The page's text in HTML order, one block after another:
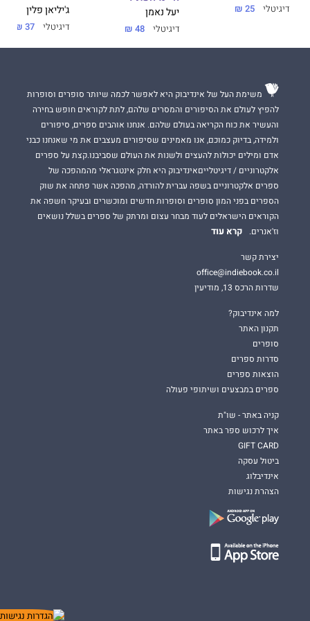
ספר מחכים ומרתק, אך בה בעת גם מקומם, ומשום כך גם מעורר
מחשבה.
אינך חייב להסכים לתיאוריו, לטיעוניו ולניתוחיו של דניאל דורון כדי
ליהנות
וללמוד מיצירה זו, העשירה במידע ובדעת. ללא ספק מדובר בספר
מאתגר, שהן
המסכימים והן המתנגדים להגותו ימצאו בו עניין רב".
אברהם דיסקין
"ספרך הוא הישג מרשים מאוד. למדתי הרבה מאוד מהקריאה
רות גביזון
דיגיטלי 25 ₪
יעל נאמן
דיגיטלי 48 ₪
ג'יליאן פלין
דיגיטלי 37 ₪
משימת העל של אינדיבוק היא לאפשר לכמה שיותר סופרים וסופרות
להפיץ לעולם את הסיפורים והמסרים שלהם, לתת לקוראים חופש בחירה
והעשיר את כוח הקריאה בעולם שלהם. אנחנו אוהבים ספרים, סיפורים
ולמידה, בדיוק כמוכם, אנו מאמינים שסיפורים מעצבים את מי שאנחנו כבני
אדם ומילים יכולות להעצים ולשנות את העולם שסביבנו.קצת על ספרים
אלקטרוניים / דיגיטלייםאינדיבוק היא חלק אינטגראלי מהמהפכה של
ספרים אלקטרוניים בשפה עברית להורדה, מהפכה אשר פתחה את שוק
הספרים בפני המון סופרים וסופרות חדשים ומוכשרים ובעיקר חשפה את
הקוראים הישראלים לעוד מבחר עצום ומרתק של ספרים בשלל נושאים
וז'אנרים.
קרא עוד
יצירת קשר
office@indiebook.co.il
שדרות הרכס 13, מודיעין
למה אינדיבוק?
תקנון האתר
סופרים
סדרות ספרים
הוצאות ספרים
ספרים במבצעים ושיתופי פעולה
קניה באתר - שו"ת
איך לרכוש ספר באתר
GIFT CARD
ביטול עסקה
אינדיבלוג
הצהרת נגישות